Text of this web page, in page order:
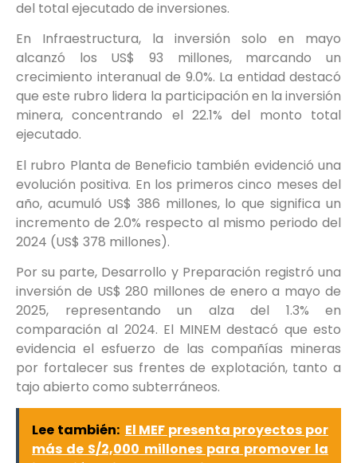
del total ejecutado de inversiones.
En Infraestructura, la inversión solo en mayo
alcanzó los US$ 93 millones, marcando un
crecimiento interanual de 9.0%. La entidad destacó
que este rubro lidera la participación en la inversión
minera, concentrando el 22.1% del monto total
ejecutado.
El rubro Planta de Beneficio también evidenció una
evolución positiva. En los primeros cinco meses del
año, acumuló US$ 386 millones, lo que significa un
incremento de 2.0% respecto al mismo periodo del
2024 (US$ 378 millones).
Por su parte, Desarrollo y Preparación registró una
inversión de US$ 280 millones de enero a mayo de
2025, representando un alza del 1.3% en
comparación al 2024. El MINEM destacó que esto
evidencia el esfuerzo de las compañías mineras
por fortalecer sus frentes de explotación, tanto a
tajo abierto como subterráneos.
Lee también: El MEF presenta proyectos por
más de S/2,000 millones para promover la